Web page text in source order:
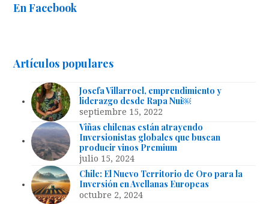
En Facebook
Artículos populares
Josefa Villarroel, emprendimiento y
liderazgo desde Rapa Nui￼
septiembre 15, 2022
Viñas chilenas están atrayendo
Inversionistas globales que buscan
producir vinos Premium
julio 15, 2024
Chile: El Nuevo Territorio de Oro para la
Inversión en Avellanas Europeas
octubre 2, 2024